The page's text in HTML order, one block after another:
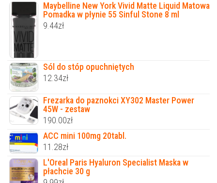
Maybelline New York Vivid Matte Liquid Matowa
Pomadka w płynie 55 Sinful Stone 8 ml
9.44zł
Sól do stóp opuchniętych
12.34zł
Frezarka do paznokci XY302 Master Power
45W - zestaw
190.00zł
ACC mini 100mg 20tabl.
11.28zł
L'Oreal Paris Hyaluron Specialist Maska w
płachcie 30 g